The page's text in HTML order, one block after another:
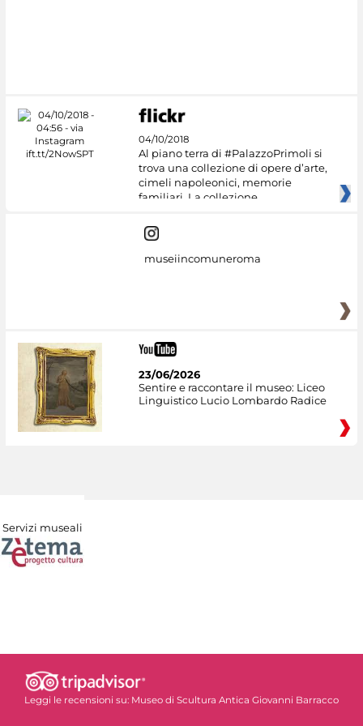
04/10/2018
Al piano terra di #PalazzoPrimoli si
trova una collezione di opere d’arte,
cimeli napoleonici, memorie
familiari. La collezione
museiincomuneroma
23/06/2026
Sentire e raccontare il museo: Liceo
Linguistico Lucio Lombardo Radice
Servizi museali
Leggi le recensioni su: Museo di Scultura Antica Giovanni Barracco